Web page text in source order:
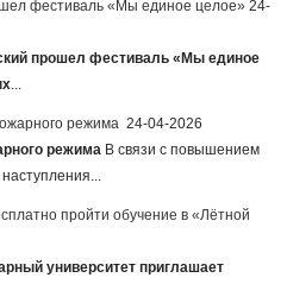
фестиваль «Мы единое целое» 24-
прошел фестиваль «Мы единое
...
режима 24-04-2026
режима В связи с повышением
пройти обучение в «Лётной
университет приглашает